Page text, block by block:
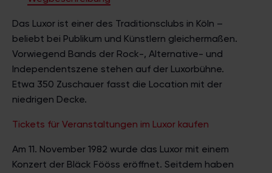
s
s
e
Das Luxor ist einer des Traditionsclubs in Köln –
beliebt bei Publikum und Künstlern gleichermaßen.
Vorwiegend Bands der Rock-, Alternative- und
Independentszene stehen auf der Luxorbühne.
Etwa 350 Zuschauer fasst die Location mit der
niedrigen Decke.
Tickets für Veranstaltungen im Luxor kaufen
Am 11. November 1982 wurde das Luxor mit einem
Konzert der Bläck Fööss eröffnet. Seitdem haben